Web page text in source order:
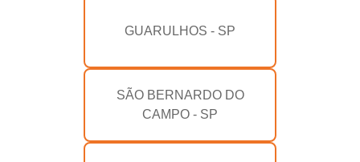
GUARULHOS - SP
SÃO BERNARDO DO
CAMPO - SP